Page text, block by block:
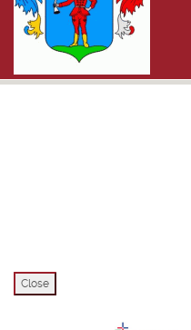
Close